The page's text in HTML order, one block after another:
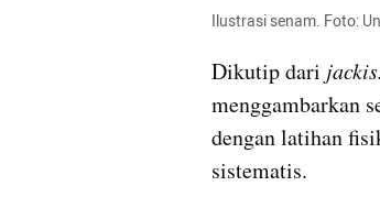
Ilustrasi senam. Foto:
Dikutip dari
menggambarkan
dengan latihan
sistematis.